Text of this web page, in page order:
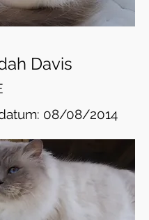
Davis
08/08/2014